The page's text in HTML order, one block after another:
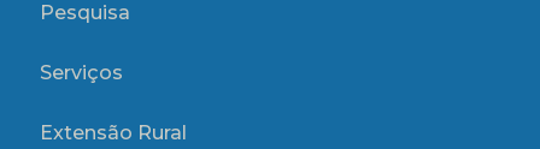
Pesquisa
Serviços
Extensão Rural